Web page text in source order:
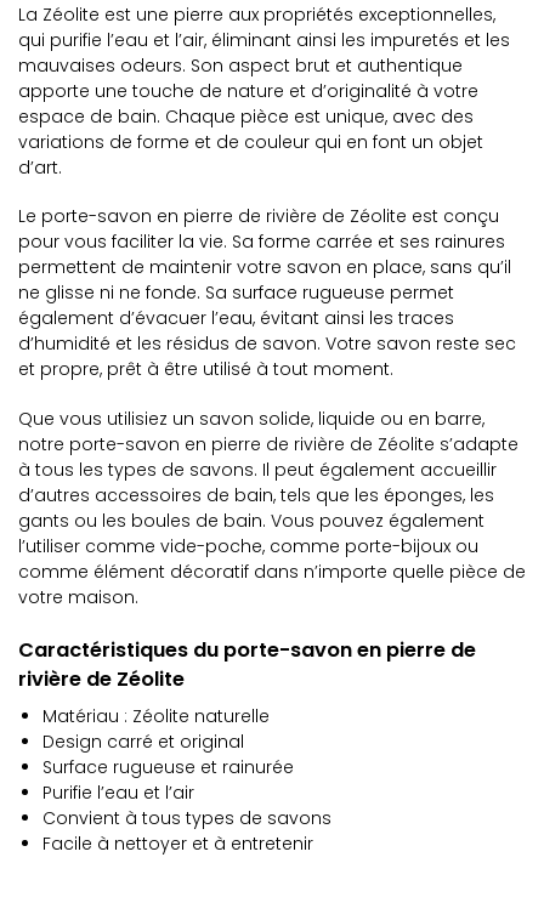
La Zéolite est une pierre aux propriétés exceptionnelles,
qui purifie l’eau et l’air, éliminant ainsi les impuretés et les
mauvaises odeurs. Son aspect brut et authentique
apporte une touche de nature et d’originalité à votre
espace de bain. Chaque pièce est unique, avec des
variations de forme et de couleur qui en font un objet
d’art.
Le porte-savon en pierre de rivière de Zéolite est conçu
pour vous faciliter la vie. Sa forme carrée et ses rainures
permettent de maintenir votre savon en place, sans qu’il
ne glisse ni ne fonde. Sa surface rugueuse permet
également d’évacuer l’eau, évitant ainsi les traces
d’humidité et les résidus de savon. Votre savon reste sec
et propre, prêt à être utilisé à tout moment.
Que vous utilisiez un savon solide, liquide ou en barre,
notre porte-savon en pierre de rivière de Zéolite s’adapte
à tous les types de savons. Il peut également accueillir
d’autres accessoires de bain, tels que les éponges, les
gants ou les boules de bain. Vous pouvez également
l’utiliser comme vide-poche, comme porte-bijoux ou
comme élément décoratif dans n’importe quelle pièce de
votre maison.
Caractéristiques du porte-savon en pierre de
rivière de Zéolite
Matériau : Zéolite naturelle
Design carré et original
Surface rugueuse et rainurée
Purifie l’eau et l’air
Convient à tous types de savons
Facile à nettoyer et à entretenir